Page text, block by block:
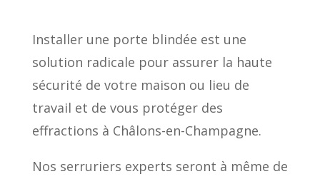
Installer une porte blindée est une
solution radicale pour assurer la haute
sécurité de votre maison ou lieu de
travail et de vous protéger des
effractions à Châlons-en-Champagne.
Nos serruriers experts seront à même de